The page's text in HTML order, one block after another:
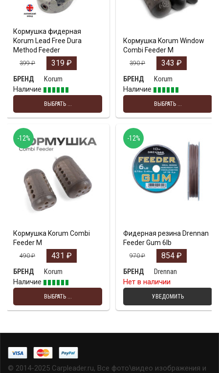
Кормушка фидерная
Korum Lead Free Dura
Method Feeder
399₽ 319 ₽
БРЕНД
Korum
Наличие
ВЫБРАТЬ ...
Кормушка Korum Window
Combi Feeder M
390₽ 343 ₽
БРЕНД
Korum
Наличие
ВЫБРАТЬ ...
Кормушка Korum Combi
Feeder M
490₽ 431 ₽
БРЕНД
Korum
Наличие
ВЫБРАТЬ ...
-12%
Фидерная резина Drennan
Feeder Gum 6lb
970₽ 854 ₽
БРЕНД
Drennan
Нет в наличии
УВЕДОМИТЬ
-12%
© 2014-2025 Carpleader.ru, Все фото\видео изображения и